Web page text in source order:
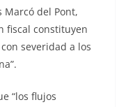
del Pont,
fiscal constituyen
severidad a los
“los flujos